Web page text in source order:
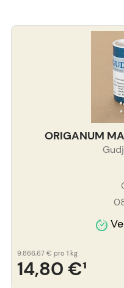
ORIGANUM
14,80 €¹
9.866,67 € pro 1 kg